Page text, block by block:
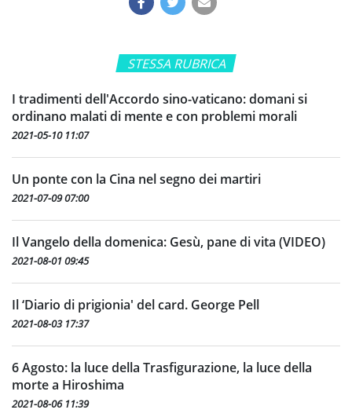
STESSA RUBRICA
I tradimenti dell'Accordo sino-vaticano: domani si
ordinano malati di mente e con problemi morali
2021-05-10 11:07
Un ponte con la Cina nel segno dei martiri
2021-07-09 07:00
Il Vangelo della domenica: Gesù, pane di vita (VIDEO)
2021-08-01 09:45
Il ‘Diario di prigionia' del card. George Pell
2021-08-03 17:37
6 Agosto: la luce della Trasfigurazione, la luce della
morte a Hiroshima
2021-08-06 11:39